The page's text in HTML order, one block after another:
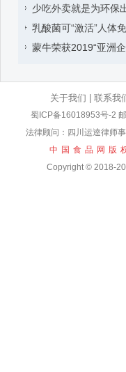
少吃外卖就是为环保
乳酸菌可“激活”人体
蒙牛荣获2019“亚洲
关于我们 联系我
蜀ICP备16018953号-2
法律顾问：四川运逵律师
中国食品网版
Copyright © 2018-